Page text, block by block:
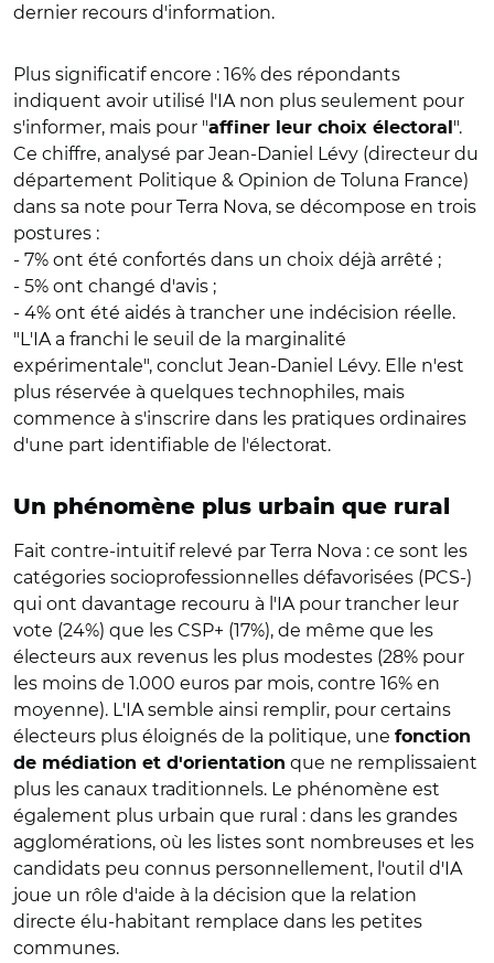
dernier recours d'information.
Plus significatif encore : 16% des répondants
indiquent avoir utilisé l'IA non plus seulement pour
s'informer, mais pour "affiner leur choix électoral ".
Ce chiffre, analysé par Jean-Daniel Lévy (directeur du
département Politique & Opinion de Toluna France)
dans sa note pour Terra Nova, se décompose en trois
postures :
- 7% ont été confortés dans un choix déjà arrêté ;
- 5% ont changé d'avis ;
- 4% ont été aidés à trancher une indécision réelle.
"L'IA a franchi le seuil de la marginalité
expérimentale", conclut Jean-Daniel Lévy. Elle n'est
plus réservée à quelques technophiles, mais
commence à s'inscrire dans les pratiques ordinaires
d'une part identifiable de l'électorat.
Un phénomène plus urbain que rural
Fait contre-intuitif relevé par Terra Nova : ce sont les
catégories socioprofessionnelles défavorisées (PCS-)
qui ont davantage recouru à l'IA pour trancher leur
vote (24%) que les CSP+ (17%), de même que les
électeurs aux revenus les plus modestes (28% pour
les moins de 1.000 euros par mois, contre 16% en
moyenne). L'IA semble ainsi remplir, pour certains
électeurs plus éloignés de la politique, une fonction
de médiation et d'orientation que ne remplissaient
plus les canaux traditionnels. Le phénomène est
également plus urbain que rural : dans les grandes
agglomérations, où les listes sont nombreuses et les
candidats peu connus personnellement, l'outil d'IA
joue un rôle d'aide à la décision que la relation
directe élu-habitant remplace dans les petites
communes.